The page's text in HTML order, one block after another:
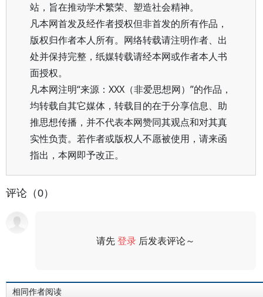
站，旨在推动学术繁荣、塑造社会精神。
凡本网首发及经作者授权但非首发的所有作品，
版权归作者本人所有。网络转载请注明作者、出
处并保持完整，纸媒转载请经本网或作者本人书
面授权。
凡本网注明“来源：XXX（非爱思想网）”的作品，
均转载自其它媒体，转载目的在于分享信息、助
推思想传播，并不代表本网赞同其观点和对其真
实性负责。若作者或版权人不愿被使用，请来函
指出，本网即予改正。
评论（0）
请先登录 后发表评论～
相同作者阅读